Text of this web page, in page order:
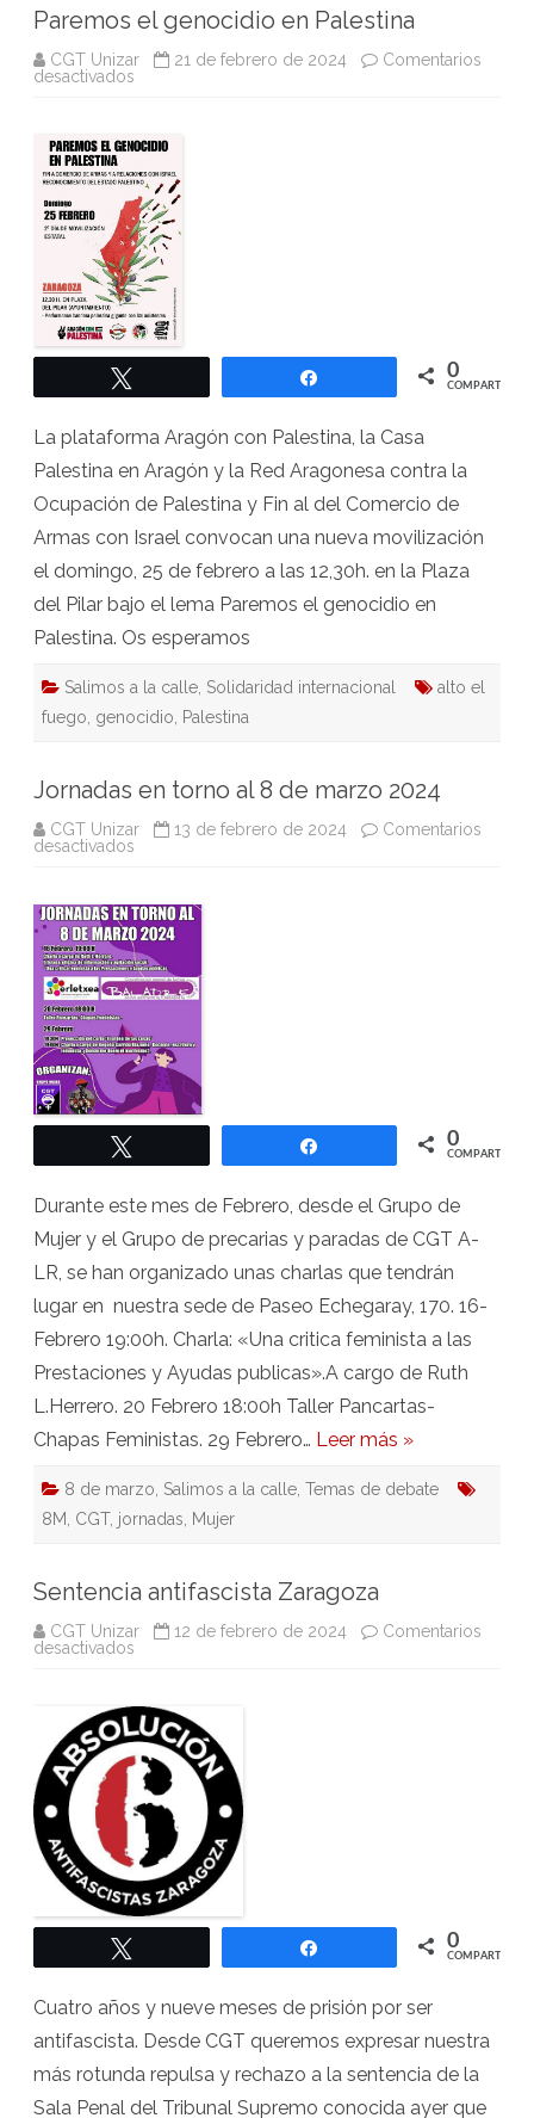
Paremos el genocidio en Palestina
CGT Unizar 21 de febrero de 2024
Comentarios
desactivados
en
0
COMPARTIR
La plataforma Aragón con Palestina, la Casa
Palestina en Aragón y la Red Aragonesa contra la
Ocupación de Palestina y Fin al del Comercio de
Armas con Israel convocan una nueva movilización
el domingo, 25 de febrero a las 12,30h. en la Plaza
del Pilar bajo el lema Paremos el genocidio en
Palestina. Os esperamos
Salimos a la calle Solidaridad internacional
alto el
fuego genocidio Palestina
Jornadas en torno al 8 de marzo 2024
CGT Unizar 13 de febrero de 2024
Comentarios
desactivados
al
8
de
marzo
2024
0
COMPARTIR
Durante este mes de Febrero, desde el Grupo de
Mujer y el Grupo de precarias y paradas de CGT A-
LR, se han organizado unas charlas que tendrán
lugar en nuestra sede de Paseo Echegaray, 170. 16-
Febrero 19:00h. Charla: «Una critica feminista a las
Prestaciones y Ayudas publicas».A cargo de Ruth
L.Herrero. 20 Febrero 18:00h Taller Pancartas-
Chapas Feministas. 29 Febrero… Leer más »
8 de marzo Salimos a la calle Temas de debate
8M
CGT, jornadas Mujer
Sentencia antifascista Zaragoza
CGT Unizar 12 de febrero de 2024
Comentarios
desactivados
0
COMPARTIR
Cuatro años y nueve meses de prisión por ser
antifascista. Desde CGT queremos expresar nuestra
más rotunda repulsa y rechazo a la sentencia de la
Sala Penal del Tribunal Supremo conocida ayer que